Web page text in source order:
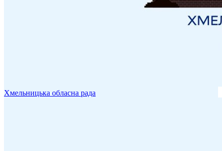
Хмельницька обласна рада